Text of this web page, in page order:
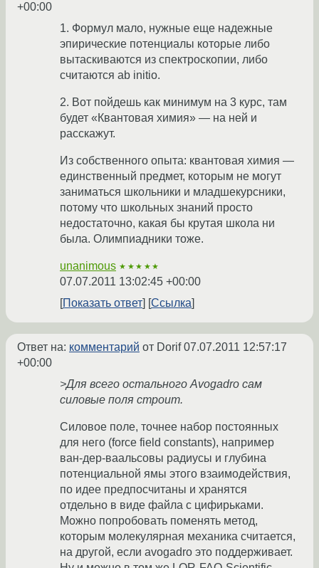
+00:00
1. Формул мало, нужные еще надежные
эпирические потенциалы которые либо
вытаскиваются из спектроскопии, либо
считаются ab initio.
2. Вот пойдешь как минимум на 3 курс, там
будет «Квантовая химия» — на ней и
расскажут.
Из собственного опыта: квантовая химия —
единственный предмет, которым не могут
заниматься школьники и младшекурсники,
потому что школьных знаний просто
недостаточно, какая бы крутая школа ни
была. Олимпиадники тоже.
unanimous ★★★★★
07.07.2011 13:02:45 +00:00
Показать ответ
Ссылка
Ответ на: комментарий от Dorif07.07.2011 12:57:17
+00:00
>Для всего остального Avogadro сам
силовые поля строит.
Силовое поле, точнее набор постоянных
для него (force field constants), например
ван-дер-ваальсовы радиусы и глубина
потенциальной ямы этого взаимодействия,
по идее предпосчитаны и хранятся
отдельно в виде файла с цифирьками.
Можно попробовать поменять метод,
которым молекулярная механика считается,
на другой, если avogadro это поддерживает.